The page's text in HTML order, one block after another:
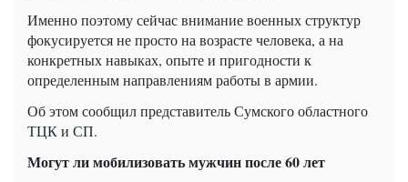
Именно поэтому сейчас внимание военных структур
фокусируется не просто на возрасте человека, а на
конкретных навыках, опыте и пригодности к
определенным направлениям работы в армии.
Об этом сообщил представитель Сумского областного
ТЦК и СП.
Могут ли мобилизовать мужчин после 60 лет